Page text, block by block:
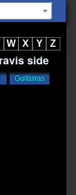
W X Y Z
side
Guitarras